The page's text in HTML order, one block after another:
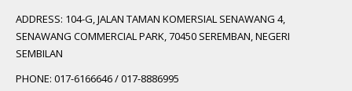
ADDRESS: 104-G, JALAN TAMAN KOMERSIAL SENAWANG 4,
SENAWANG COMMERCIAL PARK, 70450 SEREMBAN, NEGERI
SEMBILAN
PHONE: 017-6166646 / 017-8886995